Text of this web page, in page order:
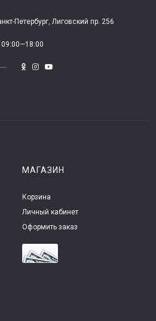
Петербург, Лиговский пр. 256
09:00—18:00
МАГАЗИН
Корзина
Личный кабинет
Оформить заказ